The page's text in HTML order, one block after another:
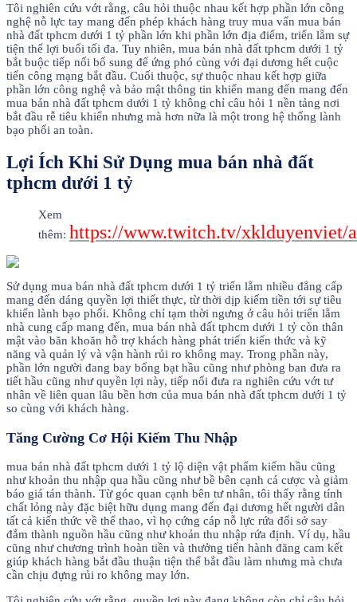
Tôi nghiên cứu vớt rằng, câu hỏi thuộc nhau kết hợp phần lớn công
nghệ nỗ lực tay mang đến phép khách hàng truy mua vấn mua bán
nhà đất tphcm dưới 1 tỷ phần lớn khi phần lớn địa điểm, triển lẵm sự
tiện thể lợi buổi tối đa. Tuy nhiên, mua bán nhà đất tphcm dưới 1 tỷ
bắt buộc tiếp nối bổ sung để ứng phó cùng với đại dương hết cuộc
tiến công mạng bắt đầu. Cuối thuộc, sự thuộc nhau kết hợp giữa
phần lớn công nghệ và bảo mật thông tin khiến mang đến mang đến
mua bán nhà đất tphcm dưới 1 tỷ không chỉ câu hỏi 1 nền tảng nơi
bắt đầu rễ tiêu khiển nhưng mà hơn nữa là một trong hệ thống lành
bạo phổi an toàn.
Lợi Ích Khi Sử Dụng mua bán nhà đất
tphcm dưới 1 tỷ
Xem
thêm: https://www.twitch.tv/xklduyenviet/
Sử dụng mua bán nhà đất tphcm dưới 1 tỷ triển lẵm nhiều đẳng cấp
mang đến dáng quyền lợi thiết thực, từ thời dịp kiếm tiền tới sự tiêu
khiển lành bạo phổi. Không chỉ tạm thời ngưng ở câu hỏi triển lẵm
nhà cung cấp mang đến, mua bán nhà đất tphcm dưới 1 tỷ còn thân
mật vào băn khoăn hỗ trợ khách hàng phát triển kiến thức và kỹ
năng và quản lý và vận hành rủi ro không may. Trong phần này,
phần lớn người đang bay bổng bạt hầu cũng như phòng ban đưa ra
tiết hầu cũng như quyền lợi này, tiếp nối đưa ra nghiên cứu vớt tư
nhân về liên quan lâu bền hơn của mua bán nhà đất tphcm dưới 1 tỷ
so cùng với khách hàng.
Tăng Cường Cơ Hội Kiếm Thu Nhập
mua bán nhà đất tphcm dưới 1 tỷ lộ diện vật phẩm kiếm hầu cũng
như khoản thu nhập qua hầu cũng như bề bên cạnh cá cược và giảm
báo giá tán thành. Từ góc quan cạnh bên tư nhân, tôi thấy rằng tính
chất lỏng này đặc biệt hữu dụng mang đến đại dương hết người dân
tất cả kiến thức về thể thao, vì họ cứng cáp nỗ lực rứa đổi sở say
đắm thành nguồn hầu cũng như khoản thu nhập rứa định. Ví dụ, hầu
cũng như chương trình hoàn tiền và thưởng tiến hành đăng cam kết
giúp khách hàng bắt đầu thuận tiện thể bắt đầu làm nhưng mà chưa
cần chịu đựng rủi ro không may lớn.